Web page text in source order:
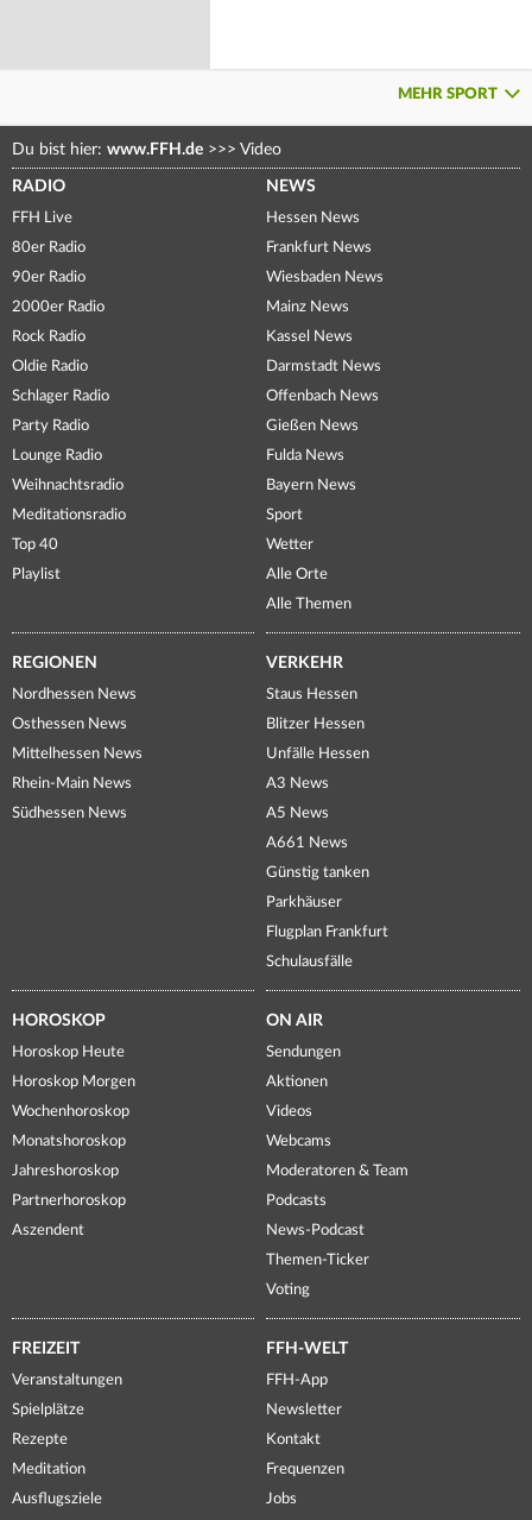
MEHR SPORT
Du bist hier: www.FFH.de >>> Video
RADIO
FFH Live
80er Radio
90er Radio
2000er Radio
Rock Radio
Oldie Radio
Schlager Radio
Party Radio
Lounge Radio
Weihnachtsradio
Meditationsradio
Top 40
Playlist
NEWS
Hessen News
Frankfurt News
Wiesbaden News
Mainz News
Kassel News
Darmstadt News
Offenbach News
Gießen News
Fulda News
Bayern News
Sport
Wetter
Alle Orte
Alle Themen
REGIONEN
Nordhessen News
Osthessen News
Mittelhessen News
Rhein-Main News
Südhessen News
VERKEHR
Staus Hessen
Blitzer Hessen
Unfälle Hessen
A3 News
A5 News
A661 News
Günstig tanken
Parkhäuser
Flugplan Frankfurt
Schulausfälle
HOROSKOP
Horoskop Heute
Horoskop Morgen
Wochenhoroskop
Monatshoroskop
Jahreshoroskop
Partnerhoroskop
Aszendent
ON AIR
Sendungen
Aktionen
Videos
Webcams
Moderatoren & Team
Podcasts
News-Podcast
Themen-Ticker
Voting
FREIZEIT
Veranstaltungen
Spielplätze
Rezepte
Meditation
Ausflugsziele
FFH-WELT
FFH-App
Newsletter
Kontakt
Frequenzen
Jobs